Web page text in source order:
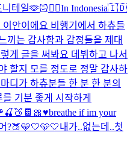
니테일🫶🏻❤️‍🔥In Indonesia🇮🇩
안이에요 비행기에서 하츄들
끼는 감사함과 감정들을 제대
게 글을 써봐요 데뷔하고 나서
할지 모를 정도로 정말 감사하
디가 하츄분들 한 분 한 분의
기분 좋게 시작하게
breathe if im your
?🍑🩵🤍🩵🤍내가..없는데..첫